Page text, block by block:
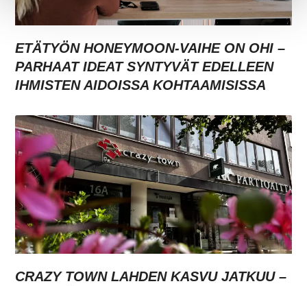
ETÄTYÖN HONEYMOON-VAIHE ON OHI –
PARHAAT IDEAT SYNTYVÄT EDELLEEN
IHMISTEN AIDOISSA KOHTAAMISISSA
CRAZY TOWN LAHDEN KASVU JATKUU –